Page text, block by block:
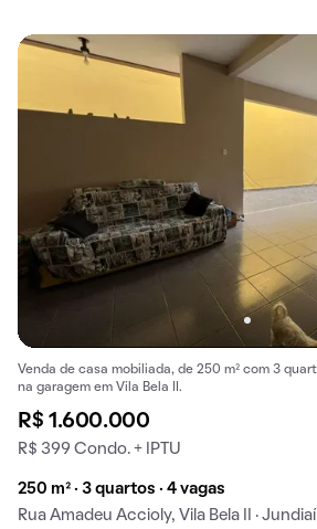
Venda de casa mobiliada, de 250 m² com 3
na garagem em Vila Bela II.
R$ 1.600.000
R$ 399 Condo. + IPTU
250 m² · 3 quartos · 4 vagas
Rua Amadeu Accioly, Vila Bela II · Jundiaí